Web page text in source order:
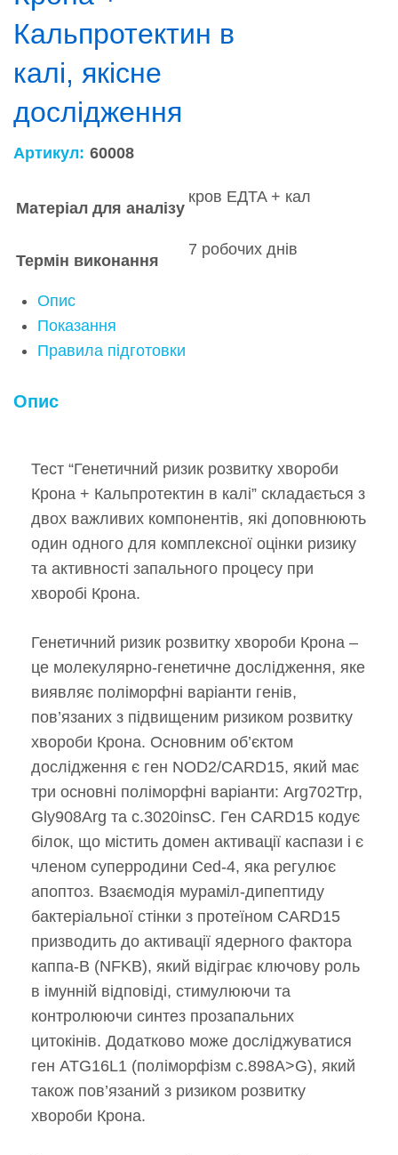
Кальпротектин в
калі, якісне
дослідження
Артикул: 60008
Матеріал для аналізу
кров EДTA + кал
Термін виконання
7 робочих днів
Опис
Показання
Правила підготовки
Опис
Тест “Генетичний ризик розвитку хвороби
Крона + Кальпротектин в калі” складається з
двох важливих компонентів, які доповнюють
один одного для комплексної оцінки ризику
та активності запального процесу при
хворобі Крона.
Генетичний ризик розвитку хвороби Крона –
це молекулярно-генетичне дослідження, яке
виявляє поліморфні варіанти генів,
пов’язаних з підвищеним ризиком розвитку
хвороби Крона. Основним об’єктом
дослідження є ген NOD2/CARD15, який має
три основні поліморфні варіанти: Arg702Trp,
Gly908Arg та c.3020insC. Ген CARD15 кодує
білок, що містить домен активації каспази і є
членом суперродини Ced-4, яка регулює
апоптоз. Взаємодія мураміл-дипептиду
бактеріальної стінки з протеїном CARD15
призводить до активації ядерного фактора
каппа-B (NFKB), який відіграє ключову роль
в імунній відповіді, стимулюючи та
контролюючи синтез прозапальних
цитокінів. Додатково може досліджуватися
ген ATG16L1 (поліморфізм c.898A>G), який
також пов’язаний з ризиком розвитку
хвороби Крона.